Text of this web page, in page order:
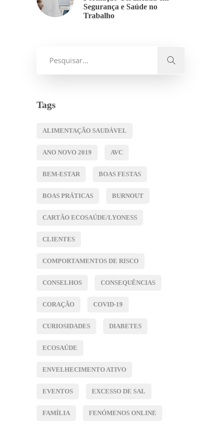
Segurança e Saúde no
Trabalho
Tags
ALIMENTAÇÃO SAUDÁVEL
ANO NOVO 2019 AVC
BEM-ESTAR BOAS FESTAS
BOAS PRÁTICAS BURNOUT
CARTÃO ECOSAÚDE/LYONESS
CLIENTES
COMPORTAMENTOS DE RISCO
CONSELHOS CONSEQUÊNCIAS
CORAÇÃO COVID-19
CURIOSIDADES DIABETES
ECOSAÚDE
ENVELHECIMENTO ATIVO
EVENTOS EXCESSO DE SAL
FAMÍLIA FENÓMENOS ONLINE